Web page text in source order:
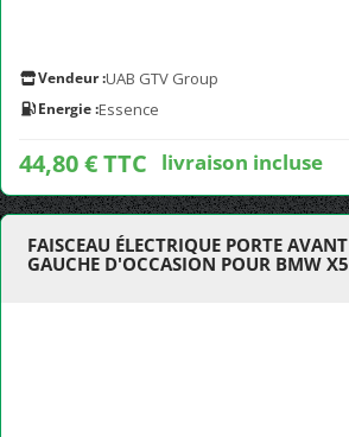
Vendeur :UAB GTV Group
Energie :Essence
44,80 € TTC livraison incluse
FAISCEAU ÉLECTRIQUE PORTE AVANT
GAUCHE D'OCCASION POUR BMW X5